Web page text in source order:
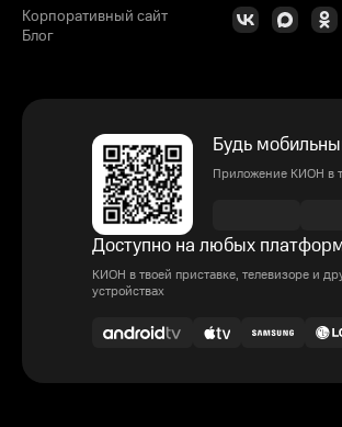
Корпоративный сайт
Блог
Будь
Приложение КИОН в
Доступно на любых
КИОН в твоей приставке, телевизоре и
устройствах